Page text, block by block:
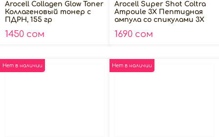
Arocell Collagen Glow Toner
Коллагеновый тонер с
ПДРН, 155 гр
1450 сом
Arocell Super Shot Coltra
Ampoule 3X Пептидная
ампула со спикулами 3X
30мл
1690 сом
Нет в наличии Нет в наличии